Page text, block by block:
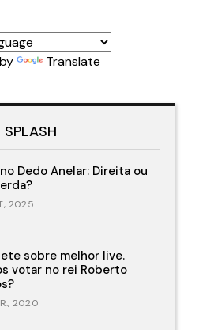
Translate
Dedo Anelar: Direita ou
2025
sobre melhor live.
votar no rei Roberto
2020